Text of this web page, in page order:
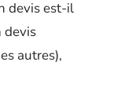
devis est-il
devis
autres),